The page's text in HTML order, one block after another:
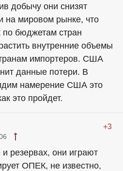
добычу они снизят
на мировом рынке, что
по бюджетам стран
внутренние объемы
импортеров. США
данные потери. В
намерение США это
это пройдет.
+3
резервах, они играют
ОПЕК, не известно,